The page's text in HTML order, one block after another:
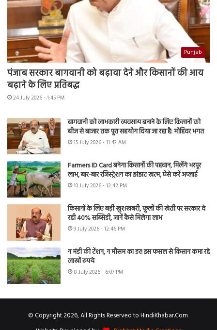
Punjab
पंजाब सरकार बागवानी को बढ़ावा देने और किसानों की आय
बढ़ाने के लिए प्रतिबद्ध
24 July 2026 - 1:45 PM
बागवानी को लाभकारी व्यवसाय बनाने के लिए किसानों को
बीज से बाजार तक पूरा सहयोग दिया जा रहा है: मोहिंदर भगत
15 July 2026 - 11:43 AM
Farmers ID Card बनेगा किसानों की पहचान, मिलेंगे भरपूर
लाभ, बार-बार रजिस्ट्रेशन का झंझट खत्म, ऐसे करें अप्लाई
10 July 2026 - 12:42 PM
किसानों के लिए बड़ी खुशखबरी, फूलों की खेती पर सरकार दे
रही 40% सब्सिडी, जानें कैसे मिलेगा लाभ
9 July 2026 - 12:46 PM
न मंडी की टेंशन, न मौसम का डर! इस फसल से किसान कमा रहे
लाखों रुपये
8 July 2026 - 6:07 PM
© Copyright 2026, All Rights Reserved to HindiKhabar.Com